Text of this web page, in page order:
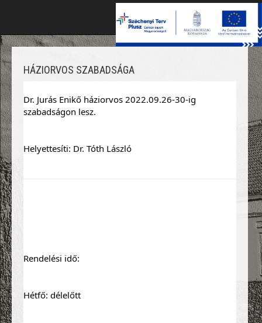
HÁZIORVOS SZABADSÁGA
Dr. Jurás Enikő háziorvos 2022.09.26-30-ig
szabadságon lesz.
Helyettesíti: Dr. Tóth László
Rendelési idő:
Hétfő: délelőtt